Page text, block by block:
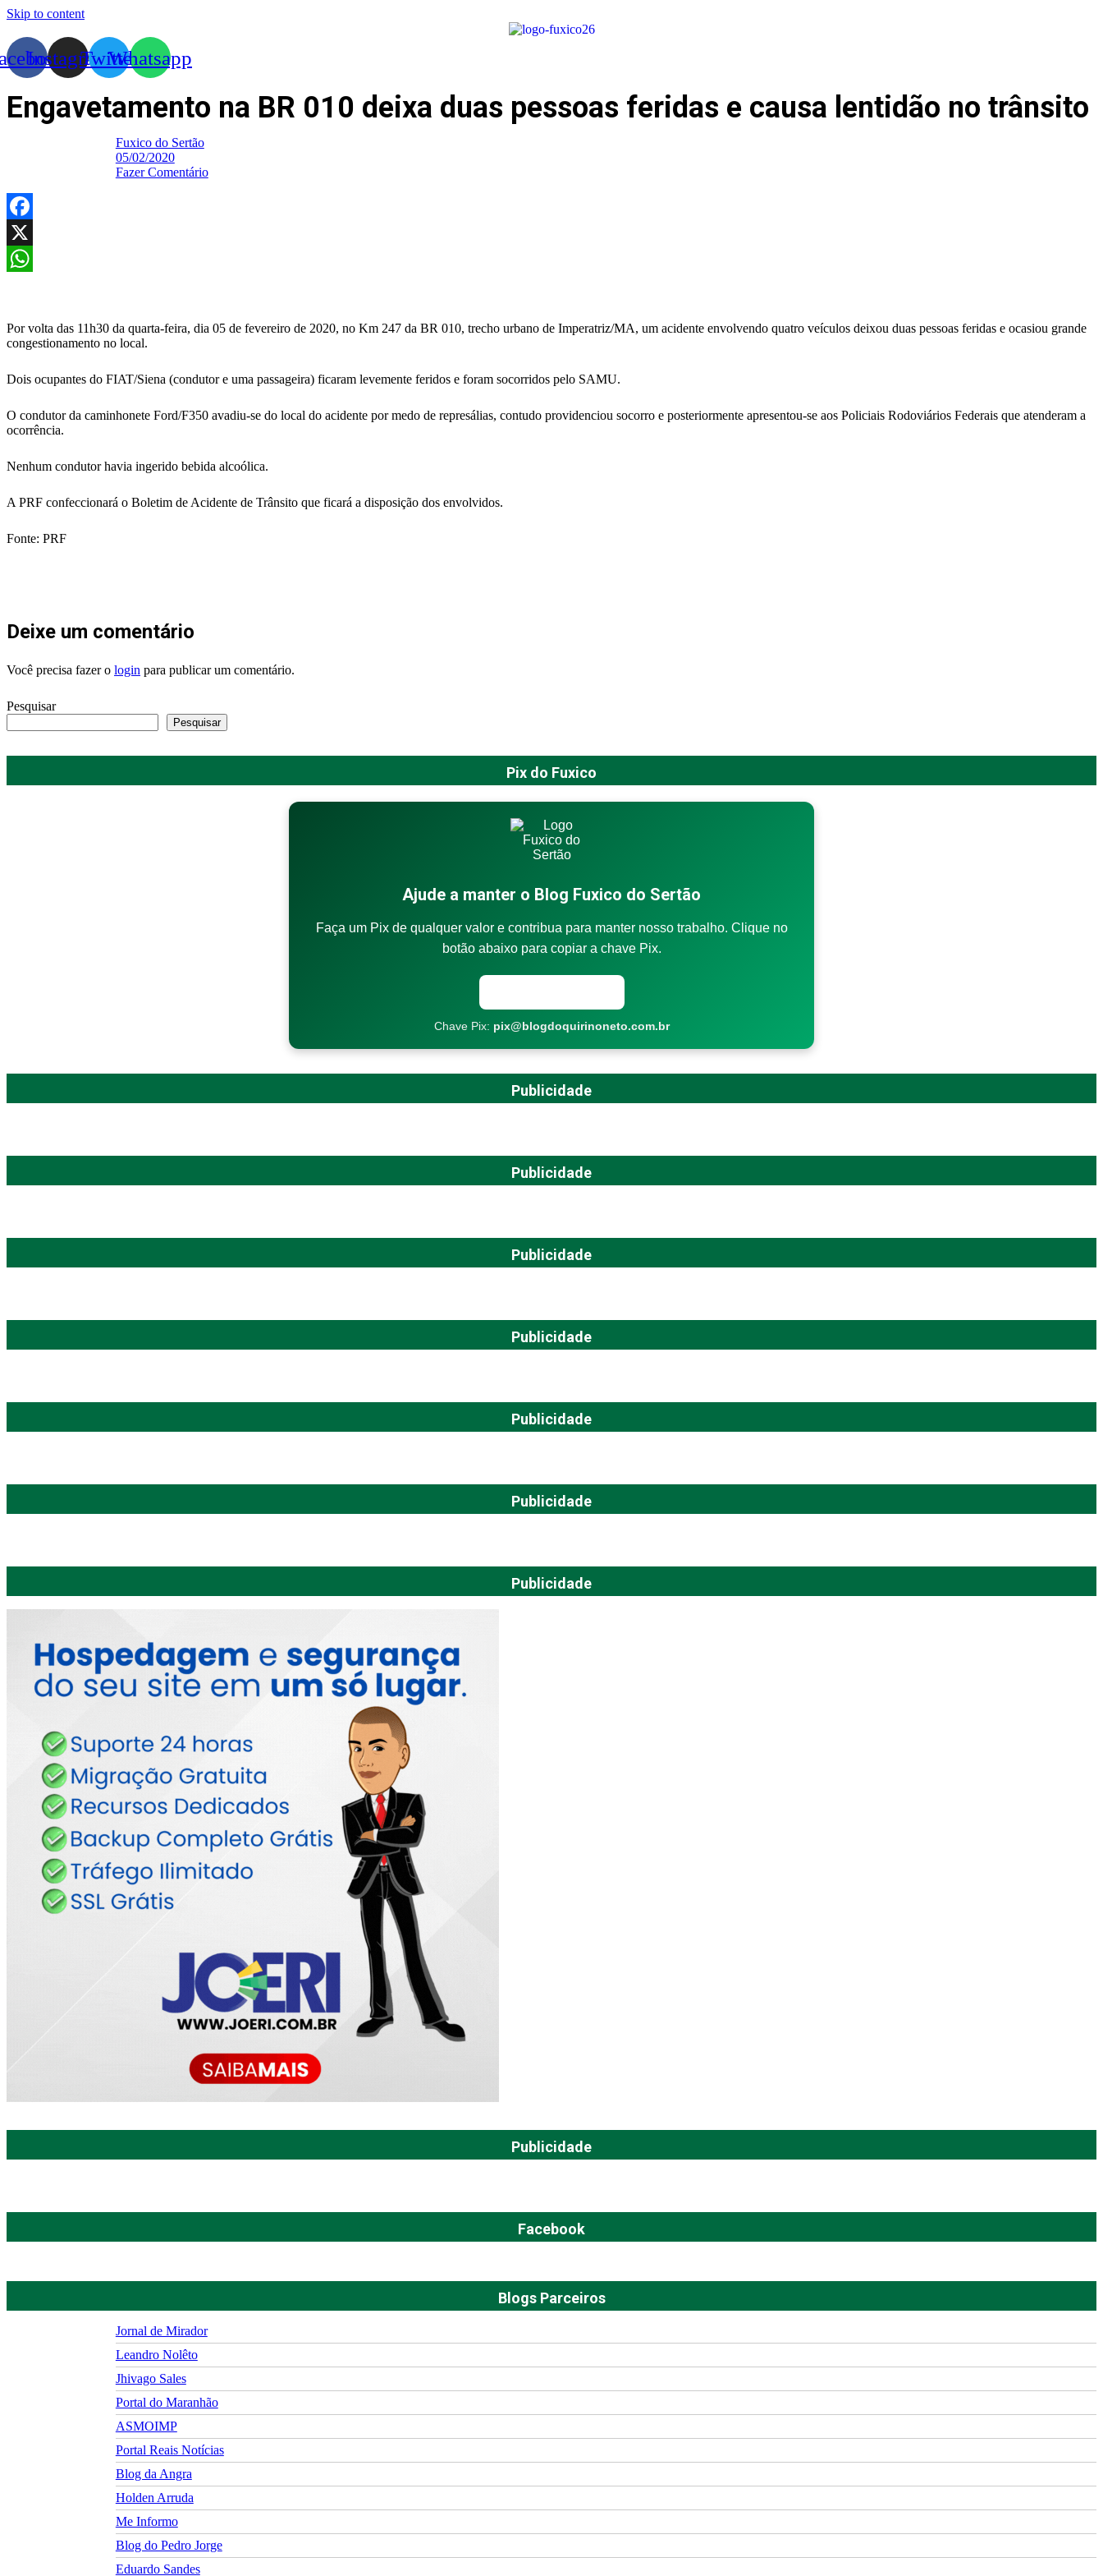
Skip to content
InstagramTwitterWhatsapp
Engavetamento na BR 010 deixa duas pessoas feridas e causa lentidão no trânsito
Fuxico do Sertão
05/02/2020
Fazer Comentário
Facebook
X
Por volta das 11h30 da quarta-feira, dia 05 de fevereiro de 2020, no Km 247 da BR 010, trecho urbano de Imperatriz/MA, um acidente envolvendo quatro veículos deixou duas pessoas feridas e ocasiou grande
congestionamento no local.
Dois ocupantes do FIAT/Siena (condutor e uma passageira) ficaram levemente feridos e foram socorridos pelo SAMU.
O condutor da caminhonete Ford/F350 avadiu-se do local do acidente por medo de represálias, contudo providenciou socorro e posteriormente apresentou-se aos Policiais Rodoviários Federais que atenderam a
ocorrência.
Nenhum condutor havia ingerido bebida alcoólica.
A PRF confeccionará o Boletim de Acidente de Trânsito que ficará a disposição dos envolvidos.
Fonte: PRF
Deixe um comentário
Você precisa fazer o login para publicar um comentário.
Pesquisar
Pesquisar
Pix do Fuxico
Ajude a manter o Blog Fuxico do Sertão
Faça um Pix de qualquer valor e contribua para manter nosso trabalho. Clique no
botão abaixo para copiar a chave Pix.
Chave Pix: pix@blogdoquirinoneto.com.br
Publicidade
Publicidade
Publicidade
Publicidade
Publicidade
Publicidade
Publicidade
Publicidade
Facebook
Blogs Parceiros
Jornal de Mirador
Leandro Nolêto
Jhivago Sales
Portal do Maranhão
ASMOIMP
Portal Reais Notí­cias
Blog da Angra
Holden Arruda
Me Informo
Blog do Pedro Jorge
Eduardo Sandes